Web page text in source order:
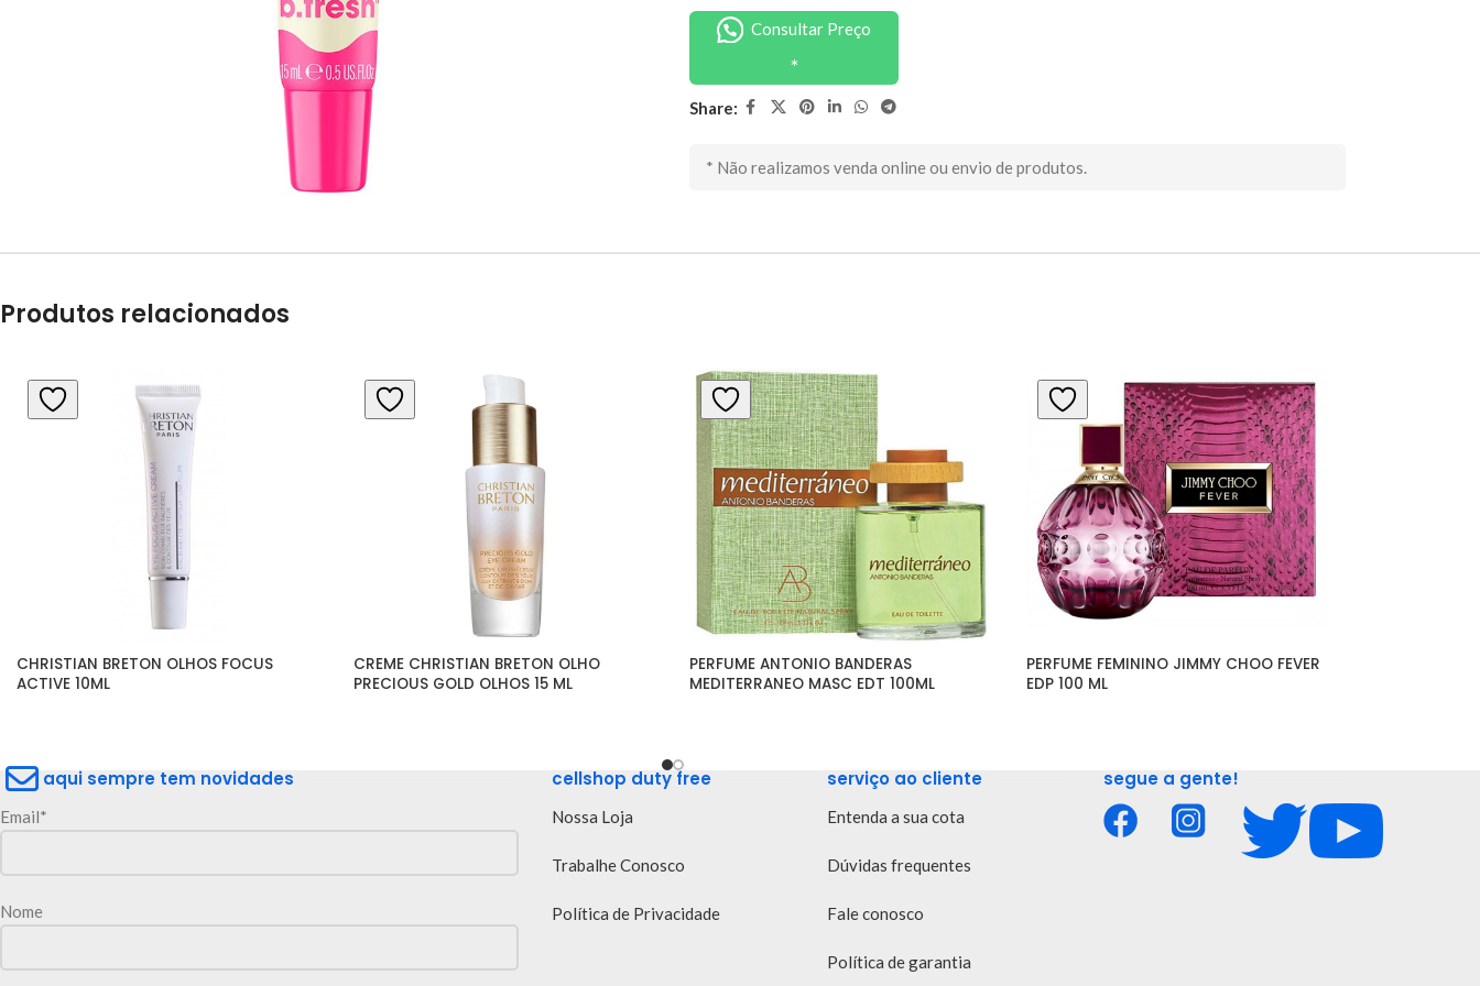
Consultar Preço
Share:
* Não realizamos venda online ou envio de produtos.
Produtos relacionados
CHRISTIAN BRETON OLHOS FOCUS
ACTIVE 10ML
CREME CHRISTIAN BRETON OLHO
PRECIOUS GOLD OLHOS 15 ML
PERFUME ANTONIO BANDERAS
MEDITERRANEO MASC EDT 100ML
PERFUME FEMININO JIMMY CHOO FEVER
EDP 100 ML
aqui sempre tem novidades
Email*
Nome
cellshop duty free
Nossa Loja
Trabalhe Conosco
Política de Privacidade
serviço ao cliente
Entenda a sua cota
Dúvidas frequentes
Fale conosco
Política de garantia
segue a gente!